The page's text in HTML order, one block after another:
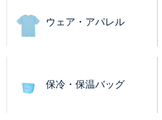
ウェア・アパレル
保冷・保温バッグ